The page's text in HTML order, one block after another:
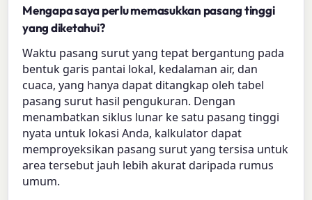
Mengapa saya perlu memasukkan pasang tinggi
yang diketahui?
Waktu pasang surut yang tepat bergantung pada
bentuk garis pantai lokal, kedalaman air, dan
cuaca, yang hanya dapat ditangkap oleh tabel
pasang surut hasil pengukuran. Dengan
menambatkan siklus lunar ke satu pasang tinggi
nyata untuk lokasi Anda, kalkulator dapat
memproyeksikan pasang surut yang tersisa untuk
area tersebut jauh lebih akurat daripada rumus
umum.